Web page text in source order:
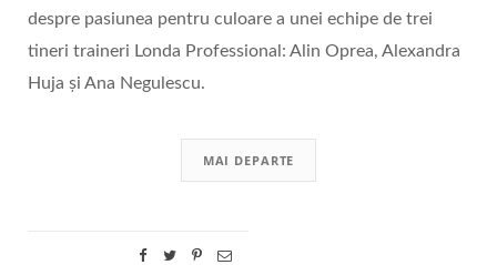
despre pasiunea pentru culoare a unei echipe de trei
tineri traineri Londa Professional: Alin Oprea, Alexandra
Huja și Ana Negulescu.
MAI DEPARTE